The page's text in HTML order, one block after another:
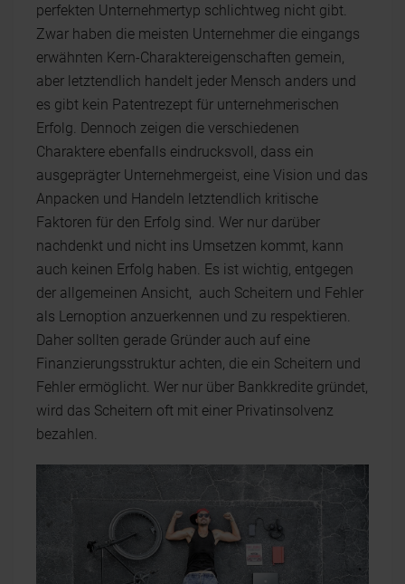
perfekten Unternehmertyp schlichtweg nicht gibt.
Zwar haben die meisten Unternehmer die eingangs
erwähnten Kern-Charaktereigenschaften gemein,
aber letztendlich handelt jeder Mensch anders und
es gibt kein Patentrezept für unternehmerischen
Erfolg. Dennoch zeigen die verschiedenen
Charaktere ebenfalls eindrucksvoll, dass ein
ausgeprägter Unternehmergeist, eine Vision und das
Anpacken und Handeln letztendlich kritische
Faktoren für den Erfolg sind. Wer nur darüber
nachdenkt und nicht ins Umsetzen kommt, kann
auch keinen Erfolg haben. Es ist wichtig, entgegen
der allgemeinen Ansicht, auch Scheitern und Fehler
als Lernoption anzuerkennen und zu respektieren.
Daher sollten gerade Gründer auch auf eine
Finanzierungsstruktur achten, die ein Scheitern und
Fehler ermöglicht. Wer nur über Bankkredite gründet,
wird das Scheitern oft mit einer Privatinsolvenz
bezahlen.